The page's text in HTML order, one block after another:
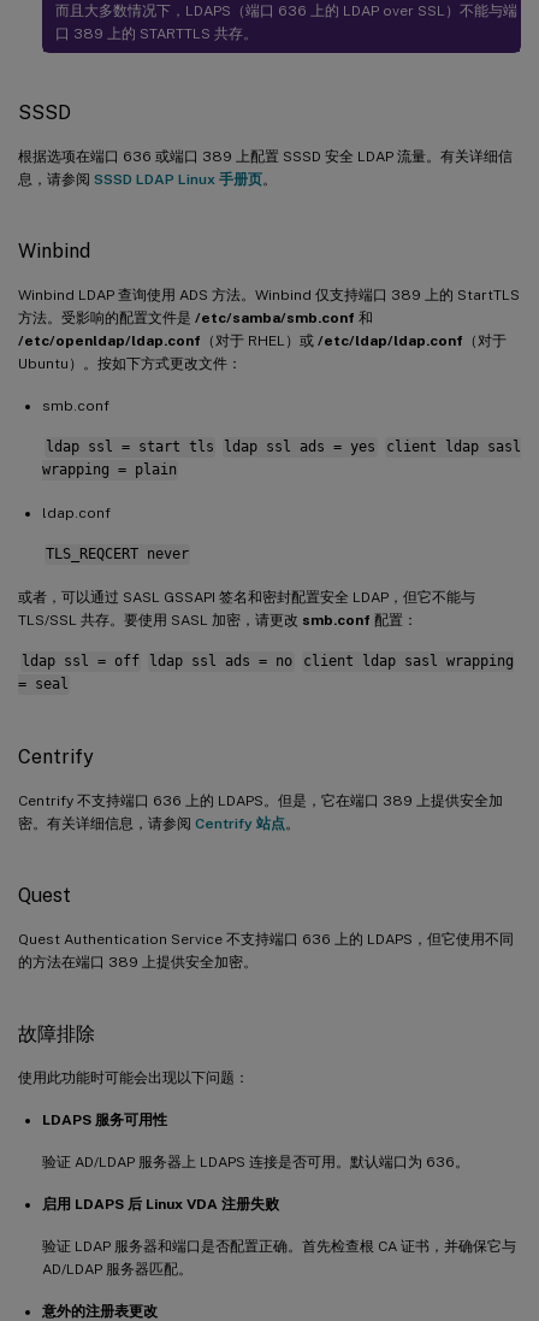
而且大多数情况下，LDAPS（端口 636 上的 LDAP over SSL）不能与端
口 389 上的 STARTTLS 共存。
SSSD
根据选项在端口 636 或端口 389 上配置 SSSD 安全 LDAP 流量。有关详细信
息，请参阅 SSSD LDAP Linux 手册页。
Winbind
Winbind LDAP 查询使用 ADS 方法。Winbind 仅支持端口 389 上的 StartTLS
方法。受影响的配置文件是 /etc/samba/smb.conf 和
/etc/openldap/ldap.conf （对于 RHEL）或 /etc/ldap/ldap.conf （对于
Ubuntu）。按如下方式更改文件：
smb.conf
ldap ssl = start tls ldap ssl ads = yes
client ldap sasl
wrapping = plain
ldap.conf
TLS_REQCERT never
或者，可以通过 SASL GSSAPI 签名和密封配置安全 LDAP，但它不能与
TLS/SSL 共存。要使用 SASL 加密，请更改 smb.conf 配置：
ldap ssl = off ldap ssl ads = no
client ldap sasl wrapping
= seal
Centrify
Centrify 不支持端口 636 上的 LDAPS。但是，它在端口 389 上提供安全加
密。有关详细信息，请参阅 Centrify 站点。
Quest
Quest Authentication Service 不支持端口 636 上的 LDAPS，但它使用不同
的方法在端口 389 上提供安全加密。
故障排除
使用此功能时可能会出现以下问题：
LDAPS 服务可用性
验证 AD/LDAP 服务器上 LDAPS 连接是否可用。默认端口为 636。
启用 LDAPS 后 Linux VDA 注册失败
验证 LDAP 服务器和端口是否配置正确。首先检查根 CA 证书，并确保它与
AD/LDAP 服务器匹配。
意外的注册表更改